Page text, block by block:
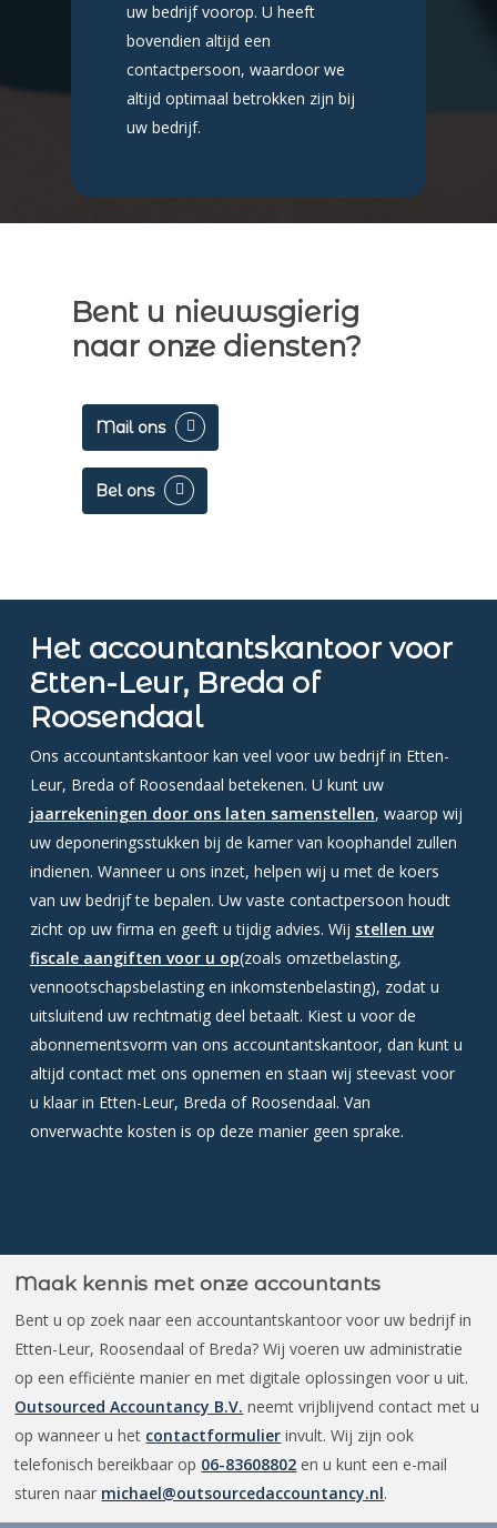
uw bedrijf voorop. U heeft
bovendien altijd een
contactpersoon, waardoor we
altijd optimaal betrokken zijn bij
uw bedrijf.
Bent u nieuwsgierig
naar onze diensten?
Mail ons
Bel ons
Het accountantskantoor voor
Etten-Leur, Breda of
Roosendaal
Ons accountantskantoor kan veel voor uw bedrijf in Etten-
Leur, Breda of Roosendaal betekenen. U kunt uw
jaarrekeningen door ons laten samenstellen, waarop wij
uw deponeringsstukken bij de kamer van koophandel zullen
indienen. Wanneer u ons inzet, helpen wij u met de koers
van uw bedrijf te bepalen. Uw vaste contactpersoon houdt
zicht op uw firma en geeft u tijdig advies. Wij stellen uw
fiscale aangiften voor u op(zoals omzetbelasting,
vennootschapsbelasting en inkomstenbelasting), zodat u
uitsluitend uw rechtmatig deel betaalt. Kiest u voor de
abonnementsvorm van ons accountantskantoor, dan kunt u
altijd contact met ons opnemen en staan wij steevast voor
u klaar in Etten-Leur, Breda of Roosendaal. Van
onverwachte kosten is op deze manier geen sprake.
Maak kennis met onze accountants
Bent u op zoek naar een accountantskantoor voor uw bedrijf in
Etten-Leur, Roosendaal of Breda? Wij voeren uw administratie
op een efficiënte manier en met digitale oplossingen voor u uit.
Outsourced Accountancy B.V. neemt vrijblijvend contact met u
op wanneer u het contactformulier invult. Wij zijn ook
telefonisch bereikbaar op 06-83608802 en u kunt een e-mail
sturen naar michael@outsourcedaccountancy.nl.
Over
Contact